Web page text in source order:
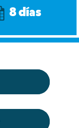
8 días